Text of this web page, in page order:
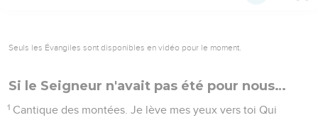
Seuls les Évangiles sont disponibles en vidéo pour le moment.
Si le Seigneur n'avait pas été pour nous…
1 Cantique des montées. Je lève mes yeux vers toi Qui